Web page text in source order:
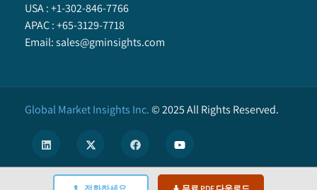
USA :+1-302-846-7766
APAC :+65-3129-7718
Email:sales@gminsights.com
Global Market Insights Inc.©2025All Rights Reserved.